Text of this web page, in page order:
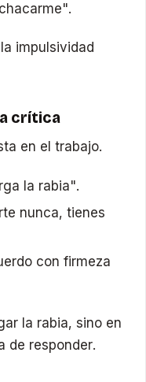
impulsividad
crítica
en el trabajo.
la rabia".
nunca, tienes
con firmeza
la rabia, sino en
de responder.